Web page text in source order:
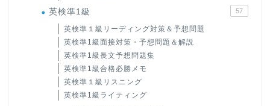
英検準1級 57
英検準１級リーディング対策＆予想問題
英検準1級面接対策・予想問題＆解説
英検準1級長文予想問題集
英検準1級合格必勝メモ
英検準１級リスニング
英検準1級ライティング